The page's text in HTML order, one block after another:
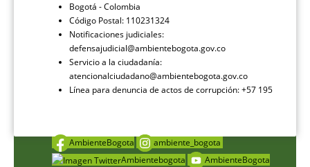
Bogotá - Colombia
Código Postal: 110231324
Notificaciones judiciales:
defensajudicial@ambientebogota.gov.co
Servicio a la ciudadanía:
atencionalciudadano@ambientebogota.gov.co
Línea para denuncia de actos de corrupción: +57 195
AmbienteBogota
ambiente_bogota
Ambientebogota
AmbienteBogota